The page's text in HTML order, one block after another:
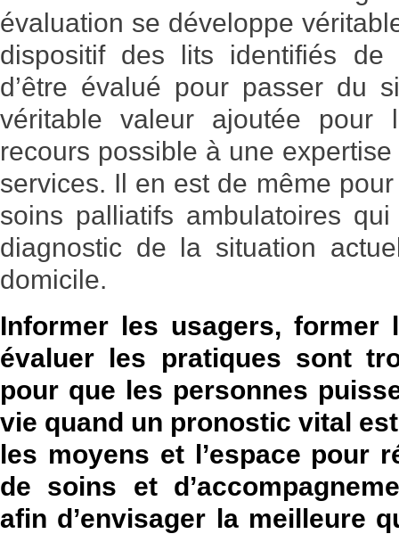
évaluation se développe
dispositif des lits identifiés de
d’être évalué pour passer du
véritable valeur ajoutée pour
recours possible à une
services. Il en est de même
soins palliatifs ambulatoires
diagnostic de la situation
domicile.
Informer les usagers, former
évaluer les pratiques sont
pour que les personnes
vie quand un pronostic vital
les moyens et l’espace pour
de soins et
afin d’envisager la meilleure